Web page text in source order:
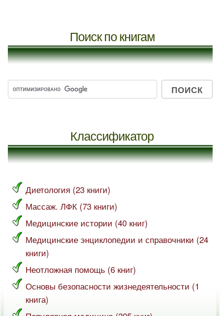
Поиск по книгам
Классификатор
Диетология (23 книги)
Массаж. ЛФК (73 книги)
Медицинские истории (40 книг)
Медицинские энциклопедии и справочники (24
книги)
Неотложная помощь (6 книг)
Основы безопасности жизнедеятельности (1
книга)